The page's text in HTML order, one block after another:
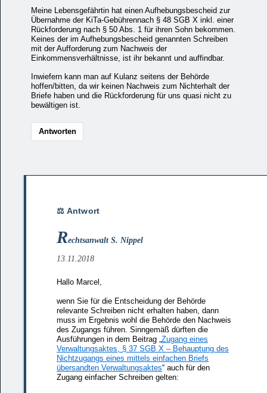
Meine Lebensgefährtin hat einen Aufhebungsbescheid zur
Übernahme der KiTa-Gebührennach § 48 SGB X inkl. einer
Rückforderung nach § 50 Abs. 1 für ihren Sohn bekommen.
Keines der im Aufhebungsbescheid genannten Schreiben
mit der Aufforderung zum Nachweis der
Einkommensverhältnisse, ist ihr bekannt und auffindbar.
Inwiefern kann man auf Kulanz seitens der Behörde
hoffen/bitten, da wir keinen Nachweis zum Nichterhalt der
Briefe haben und die Rückforderung für uns quasi nicht zu
bewältigen ist.
Antworten
Rechtsanwalt S. Nippel
13.11.2018
Hallo Marcel,
wenn Sie für die Entscheidung der Behörde
relevante Schreiben nicht erhalten haben, dann
muss im Ergebnis wohl die Behörde den Nachweis
des Zugangs führen. Sinngemäß dürften die
Ausführungen in dem Beitrag „ Zugang eines
Verwaltungsaktes, § 37 SGB X – Behauptung des
Nichtzugangs eines mittels einfachen Briefs
übersandten Verwaltungsaktes“ auch für den
Zugang einfacher Schreiben gelten: